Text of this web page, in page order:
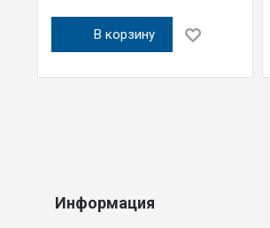
В корзину
Информация